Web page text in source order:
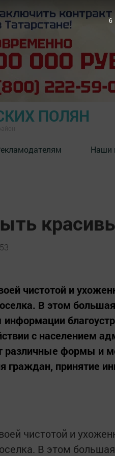
ПОЛЯН
Наши
чистотой и
В этом
с населением
различные формы и
граждан, принятие
чистотой и
В этом
5